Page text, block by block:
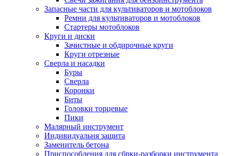
Запасные части для культиваторов и мотоблоков
Ремни для культиваторов и мотоблоков
Стартеры мотоблоков
Круги и диски
Зачистные и обдирочные круги
Круги отрезные
Сверла и насадки
Буры
Сверла
Коронки
Биты
Головки торцевые
Пики
Малярный инструмент
Индивидуальня защита
Заменитель бетона
Приспособления для сбрки-разборки инструмента